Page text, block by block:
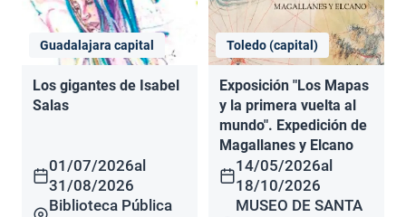
Guadalajara capital
Los gigantes de Isabel
Salas
01/07/2026al
31/08/2026
Biblioteca Pública
Toledo (capital)
Exposición "Los Mapas
y la primera vuelta al
mundo". Expedición de
Magallanes y Elcano
14/05/2026al
18/10/2026
MUSEO DE SANTA